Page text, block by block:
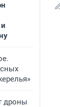
дроны